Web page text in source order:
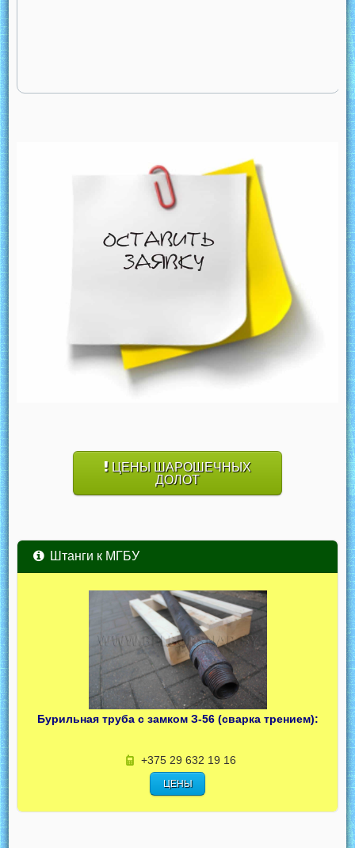
ЦЕНЫ ШАРОШЕЧНЫХ
ДОЛОТ
Штанги к МГБУ
Бурильная труба с замком З-56 (сварка трением):
+375 29 632 19 16
ЦЕНЫ